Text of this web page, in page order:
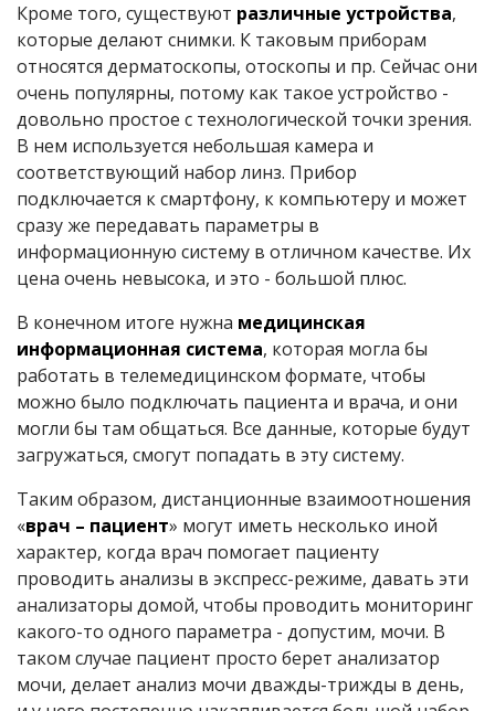
Кроме того, существуют различные устройства,
которые делают снимки. К таковым приборам
относятся дерматоскопы, отоскопы и пр. Сейчас они
очень популярны, потому как такое устройство -
довольно простое с технологической точки зрения.
В нем используется небольшая камера и
соответствующий набор линз. Прибор
подключается к смартфону, к компьютеру и может
сразу же передавать параметры в
информационную систему в отличном качестве. Их
цена очень невысока, и это - большой плюс.
В конечном итоге нужна медицинская
информационная система, которая могла бы
работать в телемедицинском формате, чтобы
можно было подключать пациента и врача, и они
могли бы там общаться. Все данные, которые будут
загружаться, смогут попадать в эту систему.
Таким образом, дистанционные взаимоотношения
«врач – пациент» могут иметь несколько иной
характер, когда врач помогает пациенту
проводить анализы в экспресс-режиме, давать эти
анализаторы домой, чтобы проводить мониторинг
какого-то одного параметра - допустим, мочи. В
таком случае пациент просто берет анализатор
мочи, делает анализ мочи дважды-трижды в день,